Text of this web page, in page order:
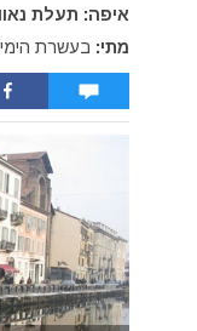
איפה: תעלת
מתי: בעשרת